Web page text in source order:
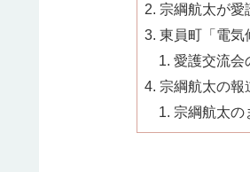
宗綱航太が愛
東員町「電気
愛護交流会
宗綱航太の報
宗綱航太の